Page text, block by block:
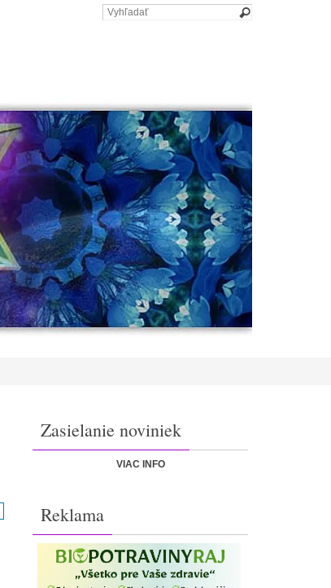
Zasielanie noviniek
VIAC INFO
Reklama